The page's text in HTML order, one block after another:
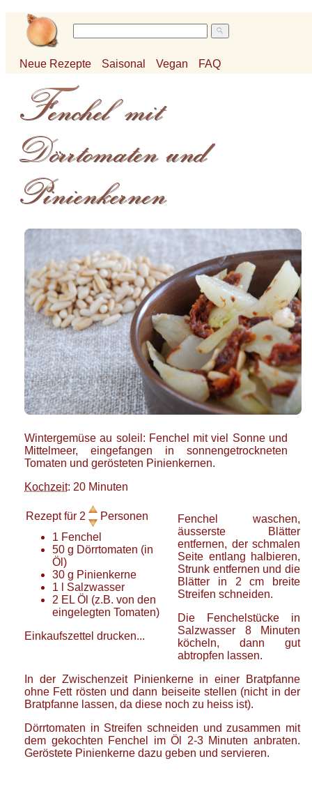
Neue Rezepte Saisonal Vegan FAQ
Wintergemüse au soleil: Fenchel mit viel Sonne und
Mittelmeer, eingefangen in sonnengetrockneten
Tomaten und gerösteten Pinienkernen.
Kochzeit: 20 Minuten
Rezept für 2
Personen
1 Fenchel
50 g Dörrtomaten (in
Öl)
30 g Pinienkerne
1
Salzwasser
2 EL Öl (z.B. von den
eingelegten Tomaten)
Einkaufszettel drucken...
Fenchel waschen,
äusserste Blätter
entfernen, der schmalen
Seite entlang halbieren,
Strunk entfernen und die
Blätter in 2 cm breite
Streifen schneiden.
Die Fenchelstücke in
Salzwasser 8 Minuten
köcheln, dann gut
abtropfen lassen.
In der Zwischenzeit Pinienkerne in einer Bratpfanne
ohne Fett rösten und dann beiseite stellen (nicht in der
Bratpfanne lassen, da diese noch zu heiss ist).
Dörrtomaten in Streifen schneiden und zusammen mit
dem gekochten Fenchel im Öl 2-3 Minuten anbraten.
Geröstete Pinienkerne dazu geben und servieren.